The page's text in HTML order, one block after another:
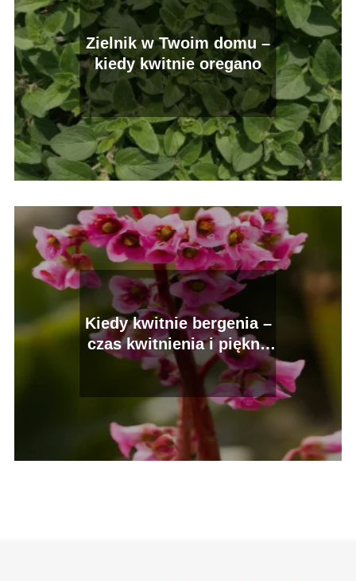
Zielnik w Twoim domu –
kiedy kwitnie oregano
Kiedy kwitnie bergenia –
czas kwitnienia i piękno
tej rośliny